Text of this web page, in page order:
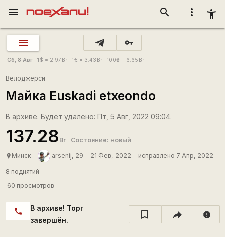
more_vert accessibility_new
search
menu
vpn_key
Сб, 8 Авг 1 $ = 2.97 Br 1€ = 3.43 Br 100₴ = 6.65 Br
Велоджерси
Майка Euskadi etxeondo
В архиве. Будет удалено: Пт, 5 Авг, 2022 09:04.
137.28 Br Состояние: новый
place Минск arsenij, 29 21 Фев, 2022 исправлено 7 Апр, 2022
8 поднятий
60 просмотров
call
В архиве! Торг
завершён.
report